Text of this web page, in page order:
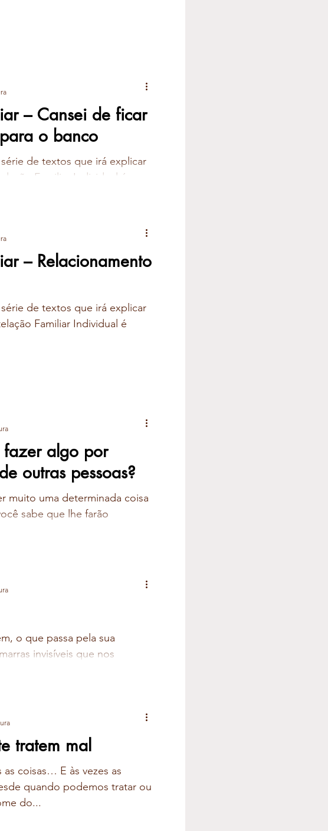
– Cansei de ficar
o banco
de textos que irá explicar
Familiar Individual é
– Relacionamento
de textos que irá explicar
Familiar Individual é
algo por
outras pessoas?
muito uma determinada coisa
sabe que lhe farão
o que passa pela sua
invisíveis que nos
tratem mal
coisas… E às vezes as
quando podemos tratar ou
do...